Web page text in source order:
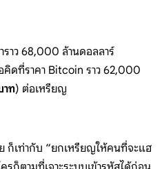
ราว 68,000 ล้านดอลลาร์
คิดที่ราคา Bitcoin ราว 62,000
ท) ต่อเหรียญ
ย ก็เท่ากับ “ยกเหรียญให้คนที่จะแฮ